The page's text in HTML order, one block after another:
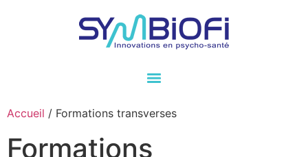
Accueil / Formations transverses
Formations